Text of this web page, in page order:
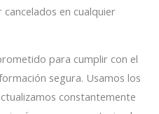
en cualquier
para cumplir con el
segura. Usamos los
constantemente